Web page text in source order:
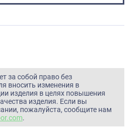
за собой право без
вносить изменения в
изделия в целях повышения
изделия. Если вы
пожалуйста, сообщите нам
.